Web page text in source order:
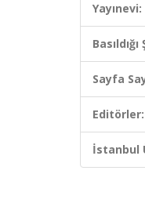
Yayınevi:
Sayfa
Editörler:
İstanbul